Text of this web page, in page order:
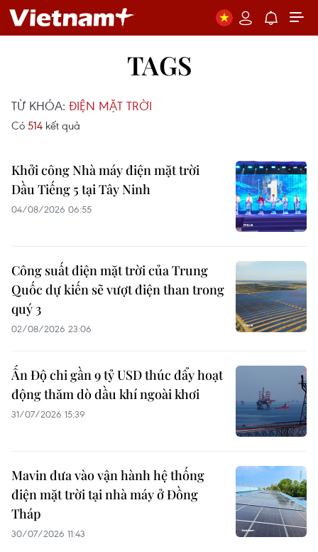
TAGS
TỪ KHÓA: ĐIỆN MẶT TRỜI
Có 514 kết quả
Khởi công Nhà máy điện mặt trời
Dầu Tiếng 5 tại Tây Ninh
04/08/2026 06:55
Công suất điện mặt trời của Trung
Quốc dự kiến sẽ vượt điện than trong
quý 3
02/08/2026 23:06
Ấn Độ chi gần 9 tỷ USD thúc đẩy hoạt
động thăm dò dầu khí ngoài khơi
31/07/2026 15:39
Mavin đưa vào vận hành hệ thống
điện mặt trời tại nhà máy ở Đồng
Tháp
30/07/2026 11:43